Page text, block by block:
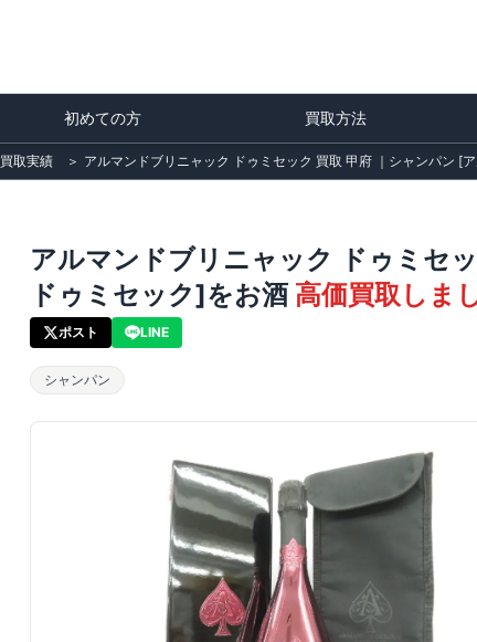
初めての方 買取方法
買取実績 ＞ アルマンドブリニャック ドゥミセック 買取 甲府 ｜シャンパン [
アルマンドブリニャック ドゥミセ
ドゥミセック]をお酒 高価買取しま
ポスト LINE
シャンパン